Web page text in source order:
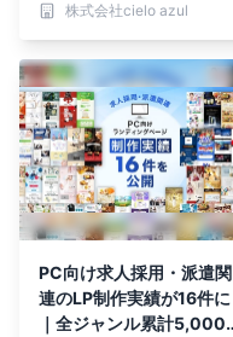
株式会社cielo azul
PC向け求人採用・派遣関
連のLP制作実績が16件に
｜全ジャンル累計5,000